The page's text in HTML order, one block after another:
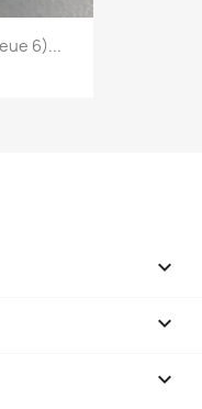
6)...


